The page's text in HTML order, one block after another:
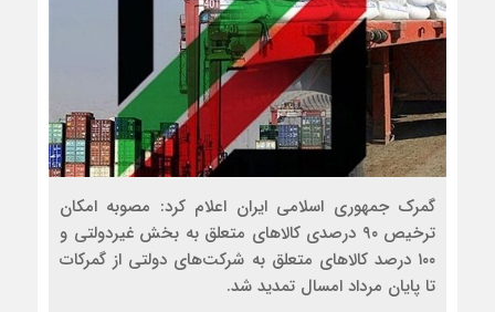
گمرک جمهوری اسلامی ایران اعلام‌ کرد: مصوبه امکان
ترخیص ۹۰ درصدی کالاهای متعلق به بخش غیردولتی و
۱۰۰ درصد کالاهای متعلق به شرکت‌های دولتی از گمرکات
تا پایان مرداد امسال تمدید شد.